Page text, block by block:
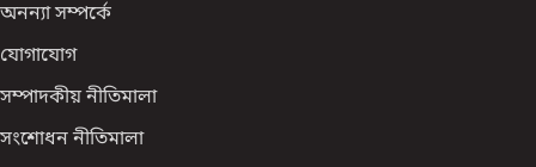
অনন্যা সম্পর্কে
যোগাযোগ
সম্পাদকীয় নীতিমালা
সংশোধন নীতিমালা